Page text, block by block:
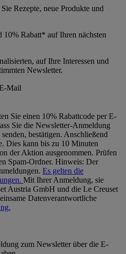
Rezepte, neue Produkte und
10% Rabatt* auf Ihren nächsten
auf Ihre Interessen und
Newsletter.
Mail
Sie einen 10% Rabattcode per E-
Sie die Newsletter-Anmeldung
bestätigen. Anschließend
Dies kann bis zu 10 Minuten
der Aktion ausgenommen. Prüfen
Spam-Ordner. Hinweis: Der
Es gelten die
Mit Ihrer Anmeldung, sie
Austria GmbH und die Le Creuset
Datenverantwortliche
zum Newsletter über die E-